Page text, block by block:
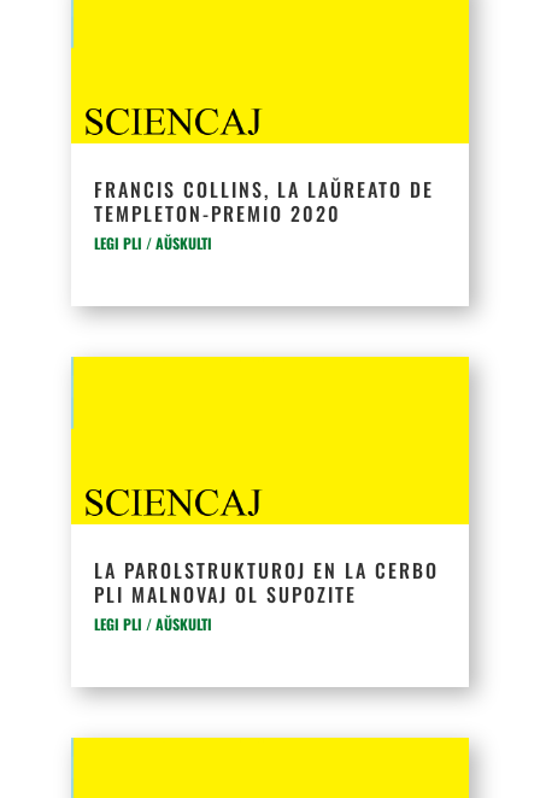
FRANCIS COLLINS, LA LAŬREATO DE
TEMPLETON-PREMIO 2020
LEGI PLI / AŬSKULTI
LA PAROLSTRUKTUROJ EN LA CERBO
PLI MALNOVAJ OL SUPOZITE
LEGI PLI / AŬSKULTI